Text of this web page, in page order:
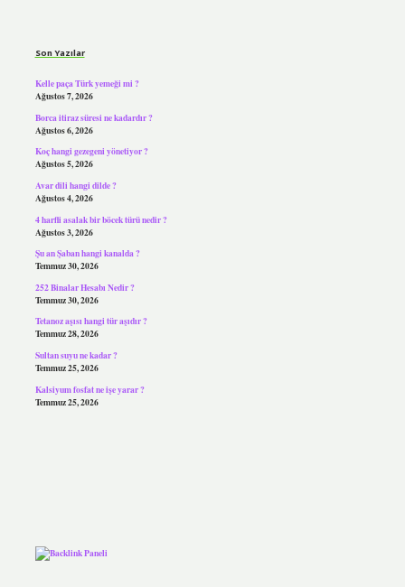
Son Yazılar
Kelle paça Türk yemeği mi ?
Ağustos 7, 2026
Borca itiraz süresi ne kadardır ?
Ağustos 6, 2026
Koç hangi gezegeni yönetiyor ?
Ağustos 5, 2026
Avar dili hangi dilde ?
Ağustos 4, 2026
4 harfli asalak bir böcek türü nedir ?
Ağustos 3, 2026
Şu an Şaban hangi kanalda ?
Temmuz 30, 2026
252 Binalar Hesabı Nedir ?
Temmuz 30, 2026
Tetanoz aşısı hangi tür aşıdır ?
Temmuz 28, 2026
Sultan suyu ne kadar ?
Temmuz 25, 2026
Kalsiyum fosfat ne işe yarar ?
Temmuz 25, 2026